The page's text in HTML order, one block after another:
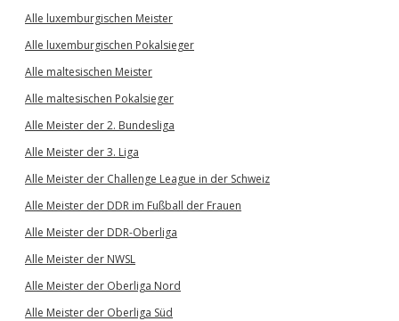
Alle luxemburgischen Meister
Alle luxemburgischen Pokalsieger
Alle maltesischen Meister
Alle maltesischen Pokalsieger
Alle Meister der 2. Bundesliga
Alle Meister der 3. Liga
Alle Meister der Challenge League in der Schweiz
Alle Meister der DDR im Fußball der Frauen
Alle Meister der DDR-Oberliga
Alle Meister der NWSL
Alle Meister der Oberliga Nord
Alle Meister der Oberliga Süd